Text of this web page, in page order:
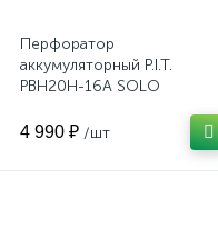
Перфоратор
аккумуляторный P.I.T.
PBH20H-16A SOLO
4 990 ₽ /шт